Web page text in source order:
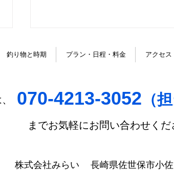
釣り物と時期 プラン・日程・料金 アクセス
070-4213-3052 （
までお気軽にお問い合わせくだ
株式会社みらい 長崎県佐世保市小